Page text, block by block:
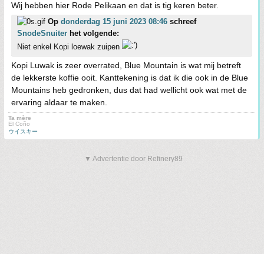
Wij hebben hier Rode Pelikaan en dat is tig keren beter.
Op donderdag 15 juni 2023 08:46 schreef
SnodeSnuiter het volgende:
Niet enkel Kopi loewak zuipen
Kopi Luwak is zeer overrated, Blue Mountain is wat mij betreft
de lekkerste koffie ooit. Kanttekening is dat ik die ook in de Blue
Mountains heb gedronken, dus dat had wellicht ook wat met de
ervaring aldaar te maken.
Ta mère
El Coño
ウイスキー
▼ Advertentie door Refinery89